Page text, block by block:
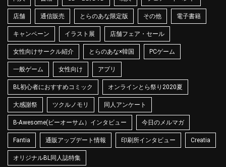
店舗 通信販売 とらのあな限定版 その他 電子書籍
キャンペーン イラスト展 店舗フェア・セール
女性向けサークル紹介 とらのあな×韓国 PCゲーム
一般ゲーム 女性向け アプリ
BL初心者におすすめコミック オンラインとら祭り2020夏
大感謝祭 ツクルノモリ 同人アンケート
B-Awesome(ビーオーサム）インタビュー 今日のメルマガ
Fantia 通販アップデート情報 印刷所インタビュー Creatia
オリジナルBL同人誌特集